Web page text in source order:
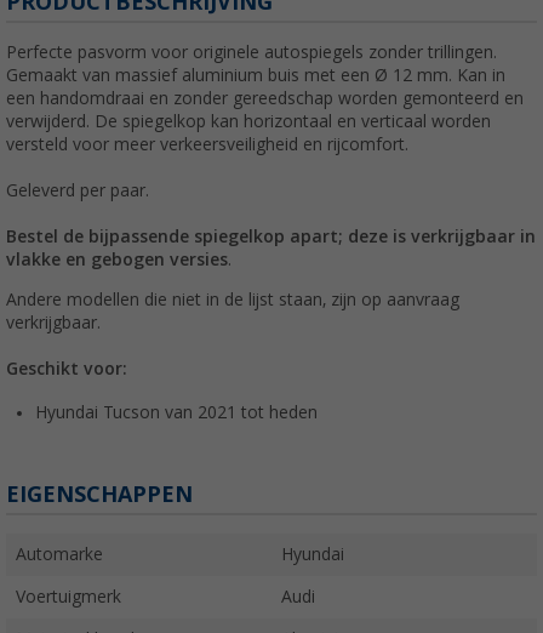
Perfecte pasvorm voor originele autospiegels zonder trillingen.
Gemaakt van massief aluminium buis met een Ø 12 mm. Kan in
een handomdraai en zonder gereedschap worden gemonteerd en
verwijderd. De spiegelkop kan horizontaal en verticaal worden
versteld voor meer verkeersveiligheid en rijcomfort.
Geleverd per paar.
Bestel de bijpassende spiegelkop apart; deze is verkrijgbaar in
vlakke en gebogen versies.
Andere modellen die niet in de lijst staan, zijn op aanvraag
verkrijgbaar.
Geschikt voor:
Hyundai Tucson van 2021 tot heden
EIGENSCHAPPEN
Automarke Hyundai
Voertuigmerk Audi